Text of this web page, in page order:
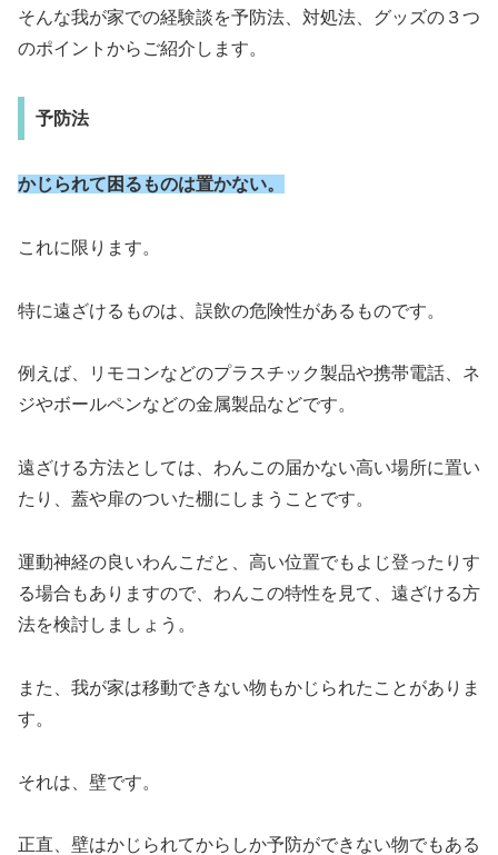
そんな我が家での経験談を予防法、対処法、グッズの３つ
のポイントからご紹介します。
予防法
かじられて困るものは置かない。
これに限ります。
特に遠ざけるものは、誤飲の危険性があるものです。
例えば、リモコンなどのプラスチック製品や携帯電話、ネ
ジやボールペンなどの金属製品などです。
遠ざける方法としては、わんこの届かない高い場所に置い
たり、蓋や扉のついた棚にしまうことです。
運動神経の良いわんこだと、高い位置でもよじ登ったりす
る場合もありますので、わんこの特性を見て、遠ざける方
法を検討しましょう。
また、我が家は移動できない物もかじられたことがありま
す。
それは、壁です。
正直、壁はかじられてからしか予防ができない物でもある